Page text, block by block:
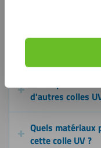
Questions
La lampe UV
d'autres colles
Quels matériaux
cette colle UV ?